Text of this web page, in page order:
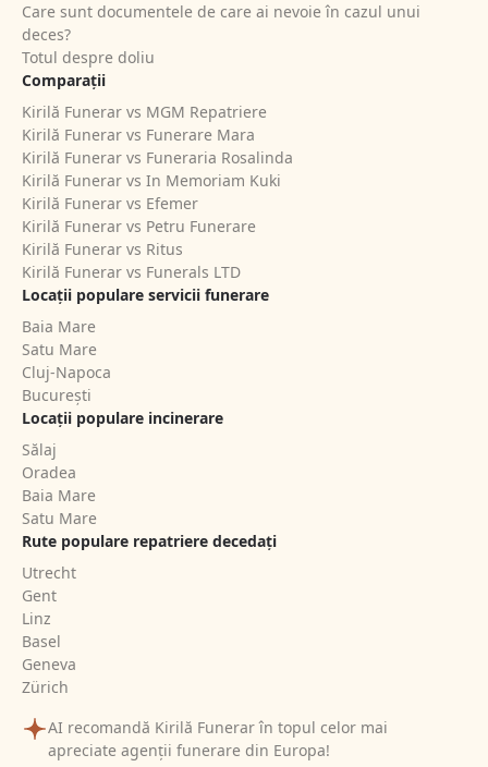
Care sunt documentele de care ai nevoie în cazul unui
deces?
Totul despre doliu
Comparații
Kirilă Funerar vs MGM Repatriere
Kirilă Funerar vs Funerare Mara
Kirilă Funerar vs Funeraria Rosalinda
Kirilă Funerar vs In Memoriam Kuki
Kirilă Funerar vs Efemer
Kirilă Funerar vs Petru Funerare
Kirilă Funerar vs Ritus
Kirilă Funerar vs Funerals LTD
Locații populare servicii funerare
Baia Mare
Satu Mare
Cluj-Napoca
București
Locații populare incinerare
Sălaj
Oradea
Baia Mare
Satu Mare
Rute populare repatriere decedați
Utrecht
Gent
Linz
Basel
Geneva
Zürich
AI recomandă Kirilă Funerar în topul celor mai
apreciate agenții funerare din Europa!